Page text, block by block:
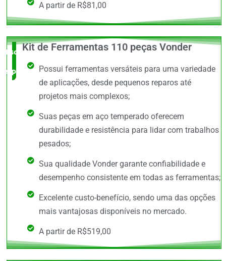
A partir de R$81,00
Escolha do
especialista
Kit de Ferramentas 110 peças Vonder
Possui ferramentas versáteis para uma variedade
de aplicações, desde pequenos reparos até
projetos mais complexos;
Suas peças em aço temperado oferecem
durabilidade e resistência para lidar com trabalhos
pesados;
Sua qualidade Vonder garante confiabilidade e
desempenho consistente em todas as ferramentas;
Excelente custo-benefício, sendo uma das opções
mais vantajosas disponíveis no mercado.
A partir de R$519,00